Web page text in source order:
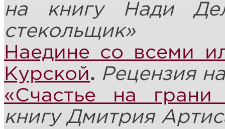
на книгу Нади
стекольщик»
Наедине со всеми
Курской. Рецензия
«Счастье на грани
книгу Дмитрия